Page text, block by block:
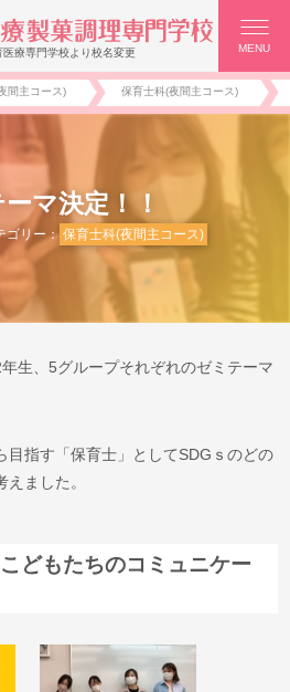
療専門学校より校名変更 MENU
間主コース) 保育士科(夜間主コース)
マ決定！！
ゴリー： 保育士科(夜間主コース)
生、5グループそれぞれのゼミテーマ
目指す「保育士」としてSDGｓのどの
ました。
どもたちのコミュニケー